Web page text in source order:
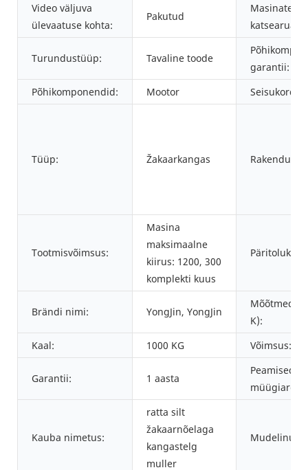
Video väljuva
ülevaatuse kohta:
Pakutud
Masinate
Turundustüüp: Tavaline toode
garantii:
Põhikomponendid:
Mootor Seisukord:
Tüüp: Žakaarkangas Rakendus:
Tootmisvõimsus:
Masina
maksimaalne
kiirus: 1200, 300
komplekti kuus
Päritolukoht:
Brändi nimi: YongJin, YongJin
Mõõtmed
K):
Kaal:
1000 KG Võimsus:
Garantii: 1 aasta
Peamised
Kauba nimetus:
ratta silt
žakaarnõelaga
kangastelg
muller